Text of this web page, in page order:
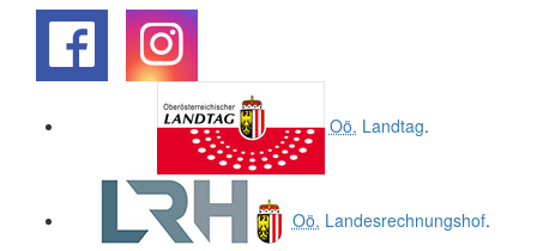
Oö. Landtag.
Oö. Landesrechnungshof.